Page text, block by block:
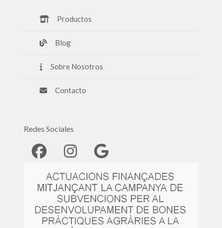
Productos
Blog
Sobre Nosotros
Contacto
Redes Sociales